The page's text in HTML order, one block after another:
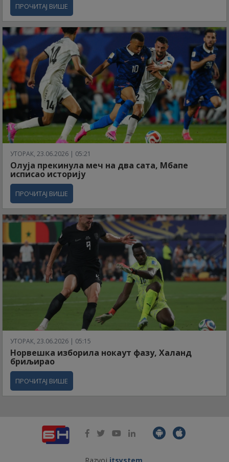
ПРОЧИТАЈ ВИШЕ
УТОРАК, 23.06.2026 | 05:21
Олуја прекинула меч на два сата, Мбапе
исписао историју
ПРОЧИТАЈ ВИШЕ
УТОРАК, 23.06.2026 | 05:15
Норвешка изборила нокаут фазу, Халанд
бриљирао
ПРОЧИТАЈ ВИШЕ
Razvoj itsystem